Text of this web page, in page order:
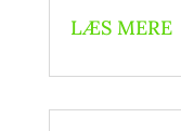
LÆS MERE